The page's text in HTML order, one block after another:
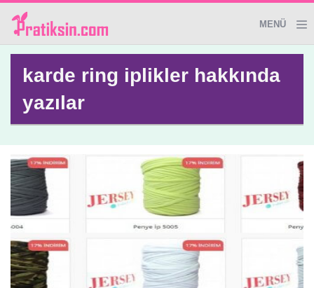
MENÜ
Genel
Giyim&Aksesuar
Dekoratif Ürünler
Temizlik İpuçları
Sağlık
El Yapımı Ürünler
karde ring iplikler hakkında
yazılar